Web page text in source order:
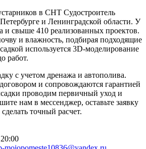
в СНТ Судостроитель
и Ленинградской области. У
и свыше 410 реализованных проектов.
и влажность, подбирая подходящие
используется 3D-моделирование
работ.
с учетом дренажа и автополива.
и сопровождаются гарантией
проводим первичный уход и
нам в мессенджер, оставьте заявку
точный расчет.